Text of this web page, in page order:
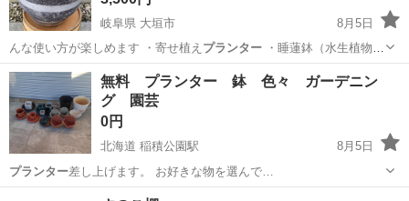
岐阜県 大垣市
8月5日
んな使い方が楽しめます ・寄せ植え プランター・睡蓮鉢（水生植物）
・メダカ…
岐阜 大垣市 その他 ガーデン
無料 プランター 鉢 色々 ガーデニン
グ 園芸
0円
北海道 稲積公園駅
8月5日
プランター
差し上げます。 お好きな物を選んで…
稲積公園駅